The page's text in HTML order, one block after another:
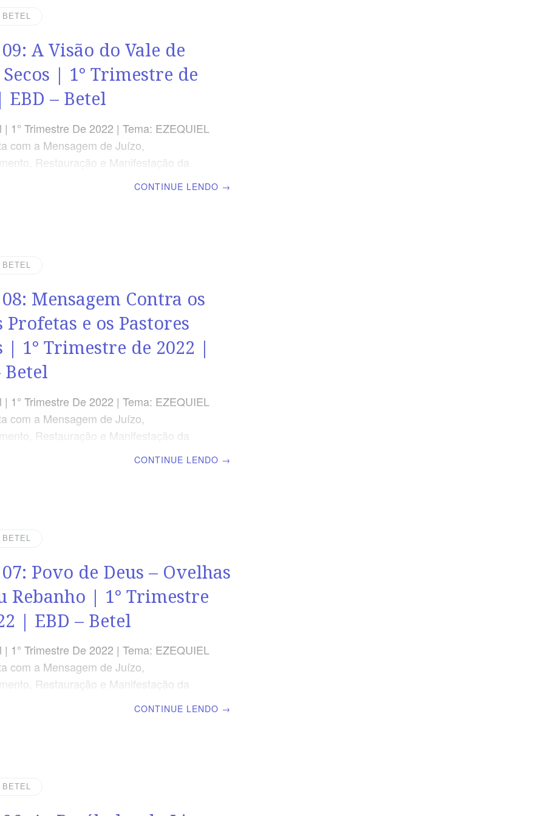
VERDADE APLICADA As águas que
frutificação e sustentação.
DA LIÇÃO Mostrar a visão das águas
BETEL
A Visão do Vale de
Secos | 1° Trimestre de
EBD – Betel
| 1° Trimestre De 2022 | Tema: EZEQUIEL
com a Mensagem de Juízo,
Restauração e Manifestação da
espiritual produz fidelidade e
de Deus. TEXTOS DE REFERÊNCIA
371- Veio sobre mim a mão
CONTINUE LENDO →
BETEL
Mensagem Contra os
Profetas e os Pastores
| 1° Trimestre de 2022 |
Betel
| 1° Trimestre De 2022 | Tema: EZEQUIEL
com a Mensagem de Juízo,
Restauração e Manifestação da
APLICADA O povo de Deus precisa
DA LIÇÃO Alertar contra os
acerca dos pastores
CONTINUE LENDO →
Povo de Deus – Ovelhas
Rebanho | 1° Trimestre
| EBD – Betel
| 1° Trimestre De 2022 | Tema: EZEQUIEL
com a Mensagem de Juízo,
Restauração e Manifestação da
é comparado a ovelhas do rebanho do
CONTINUE LENDO →
BETEL